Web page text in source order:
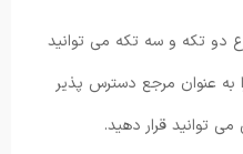
دو تکه و سه تکه می توانید
به عنوان مرجع دسترس پذیر
توانید قرار دهید.